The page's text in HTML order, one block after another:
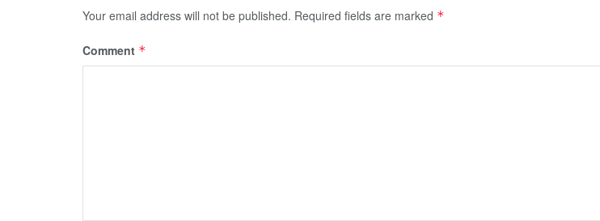
Your email address will not be published. Required fields are marked *
Comment *